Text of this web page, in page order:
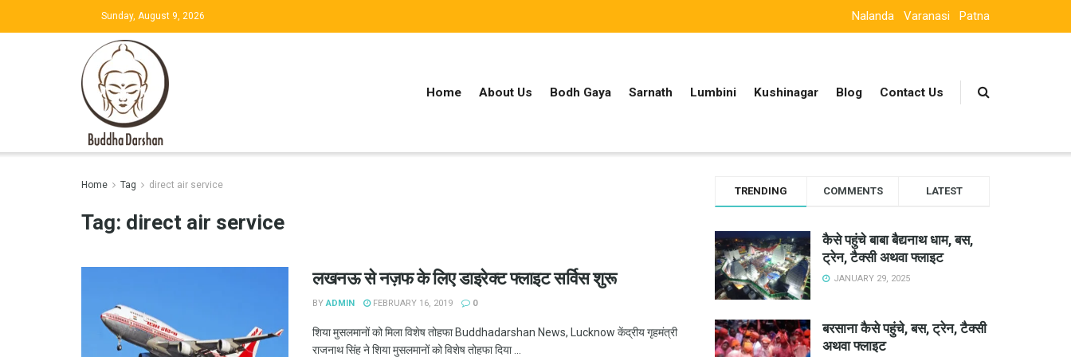
Sunday, August 9, 2026 Nalanda Varanasi Patna
Home About Us Bodh Gaya Sarnath Lumbini Kushinagar Blog Contact Us
Home Tag direct air service
Tag: direct air service
लखनऊ से नज़फ के लिए डाइरेक्ट फ्लाइट सर्विस शुरू
BY ADMIN FEBRUARY 16, 2019 0
शिया मुसलमानों को मिला विशेष तोहफा Buddhadarshan News, Lucknow केंद्रीय गृहमंत्री
राजनाथ सिंह ने शिया मुसलमानों को विशेष तोहफा दिया ...
TRENDING COMMENTS LATEST
कैसे पहुंचे बाबा बैद्यनाथ धाम, बस,
ट्रेन, टैक्सी अथवा फ्लाइट
JANUARY 29, 2025
बरसाना कैसे पहुंचे, बस, ट्रेन, टैक्सी
अथवा फ्लाइट